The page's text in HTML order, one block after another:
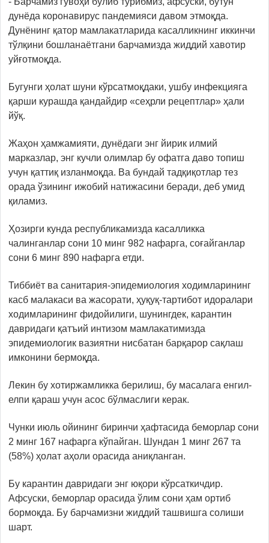
дунёда коронавирус пандемияси давом этмоқда.
Дунёнинг қатор мамлакатларида касалликнинг иккинчи
тўлқини бошланаётгани барчамизда жиддий хавотир
уйғотмоқда.
Бугунги ҳолат шуни кўрсатмоқдаки, ушбу инфекцияга
қарши курашда қандайдир «сеҳрли рецептлар» ҳали
йўқ.
Жаҳон ҳамжамияти, дунёдаги энг йирик илмий
марказлар, энг кучли олимлар бу офатга даво топиш
учун қаттиқ изланмоқда. Ва бундай тадқиқотлар тез
орада ўзининг ижобий натижасини беради, деб умид
қиламиз.
Ҳозирги кунда республикамизда касалликка
чалинганлар сони 10 минг 982 нафарга, соғайганлар
сони 6 минг 890 нафарга етди.
Тиббиёт ва санитария-эпидемиология ходимларининг
касб малакаси ва жасорати, ҳуқуқ-тартибот идоралари
ходимларининг фидойилиги, шунингдек, карантин
давридаги қатъий интизом мамлакатимизда
эпидемиологик вазиятни нисбатан барқарор сақлаш
имконини бермоқда.
Лекин бу хотиржамликка берилиш, бу масалага енгил-
елпи қараш учун асос бўлмаслиги керак.
Чунки июль ойининг биринчи ҳафтасида беморлар сони
2 минг 167 нафарга кўпайган. Шундан 1 минг 267 та
(58%) ҳолат аҳоли орасида аниқланган.
Бу карантин давридаги энг юқори кўрсаткичдир.
Афсуски, беморлар орасида ўлим сони ҳам ортиб
бормоқда. Бу барчамизни жиддий ташвишга солиши
шарт.